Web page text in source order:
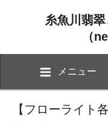
糸魚川翡
（
メニュー
【フローライト